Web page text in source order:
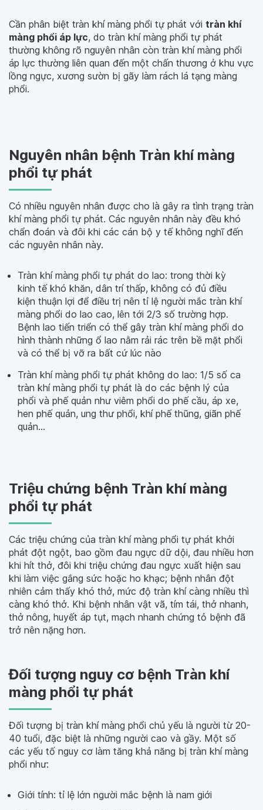
Cần phân biệt tràn khí màng phổi tự phát với tràn khí
màng phổi áp lực, do tràn khí màng phổi tự phát
thường không rõ nguyên nhân còn tràn khí màng phổi
áp lực thường liên quan đến một chấn thương ở khu vực
lồng ngực, xương sườn bị gãy làm rách lá tạng màng
phổi.
Nguyên nhân bệnh Tràn khí màng
phổi tự phát
Có nhiều nguyên nhân được cho là gây ra tình trạng tràn
khí màng phổi tự phát. Các nguyên nhân này đều khó
chẩn đoán và đôi khi các cán bộ y tế không nghĩ đến
các nguyên nhân này.
Tràn khí màng phổi tự phát do lao: trong thời kỳ
kinh tế khó khăn, dân trí thấp, không có đủ điều
kiện thuận lợi để điều trị nên tỉ lệ người mắc tràn khí
màng phổi do lao cao, lên tới 2/3 số trường hợp.
Bệnh lao tiến triển có thể gây tràn khí màng phổi do
hình thành những ổ lao nằm rải rác trên bề mặt phổi
và có thể bị vỡ ra bất cứ lúc nào
Tràn khí màng phổi tự phát không do lao: 1/5 số ca
tràn khí màng phổi tự phát là do các bệnh lý của
phổi và phế quản như viêm phổi do phế cầu, áp xe,
hen phế quản, ung thư phổi, khí phế thũng, giãn phế
quản…
Triệu chứng bệnh Tràn khí màng
phổi tự phát
Các triệu chứng của tràn khí màng phổi tự phát khởi
phát đột ngột, bao gồm đau ngực dữ dội, đau nhiều hơn
khi hít thở, đôi khi triệu chứng đau ngực xuất hiện sau
khi làm việc gắng sức hoặc ho khạc; bệnh nhân đột
nhiên cảm thấy khó thở, mức độ tràn khí càng nhiều thì
càng khó thở. Khi bệnh nhân vật vã, tím tái, thở nhanh,
thở nông, huyết áp tụt, mạch nhanh chứng tỏ bệnh đã
trở nên nặng hơn.
Đối tượng nguy cơ bệnh Tràn khí
màng phổi tự phát
Đối tượng bị tràn khí màng phổi chủ yếu là người từ 20-
40 tuổi, đặc biệt là những người cao và gầy. Một số
các yếu tố nguy cơ làm tăng khả năng bị tràn khí màng
phổi như:
Giới tính: tỉ lệ lớn người mắc bệnh là nam giới